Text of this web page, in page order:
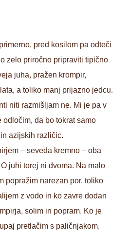
pred kosilom pa odteči
zelo priročno pripraviti tipično
juha, pražen krompir,
a toliko manj prijazno jedcu.
niti razmišljam ne. Mi je pa v
odločim, da bo tokrat samo
azijskih različic.
– seveda kremno – oba
juhi torej ni dvoma. Na malo
popražim narezan por, toliko
z vodo in ko zavre dodan
solim in popram. Ko je
pretlačim s paličnjakom,